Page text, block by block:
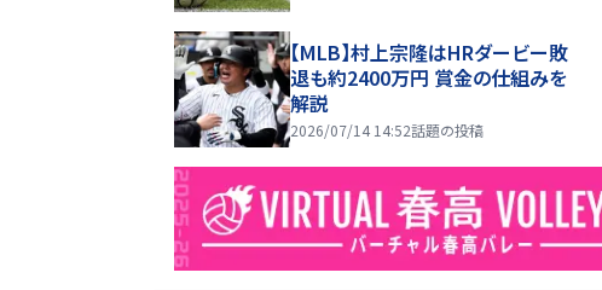
【MLB】村上宗隆はHRダービー敗
退も約2400万円 賞金の仕組みを
解説
2026/07/14 14:52話題の投稿